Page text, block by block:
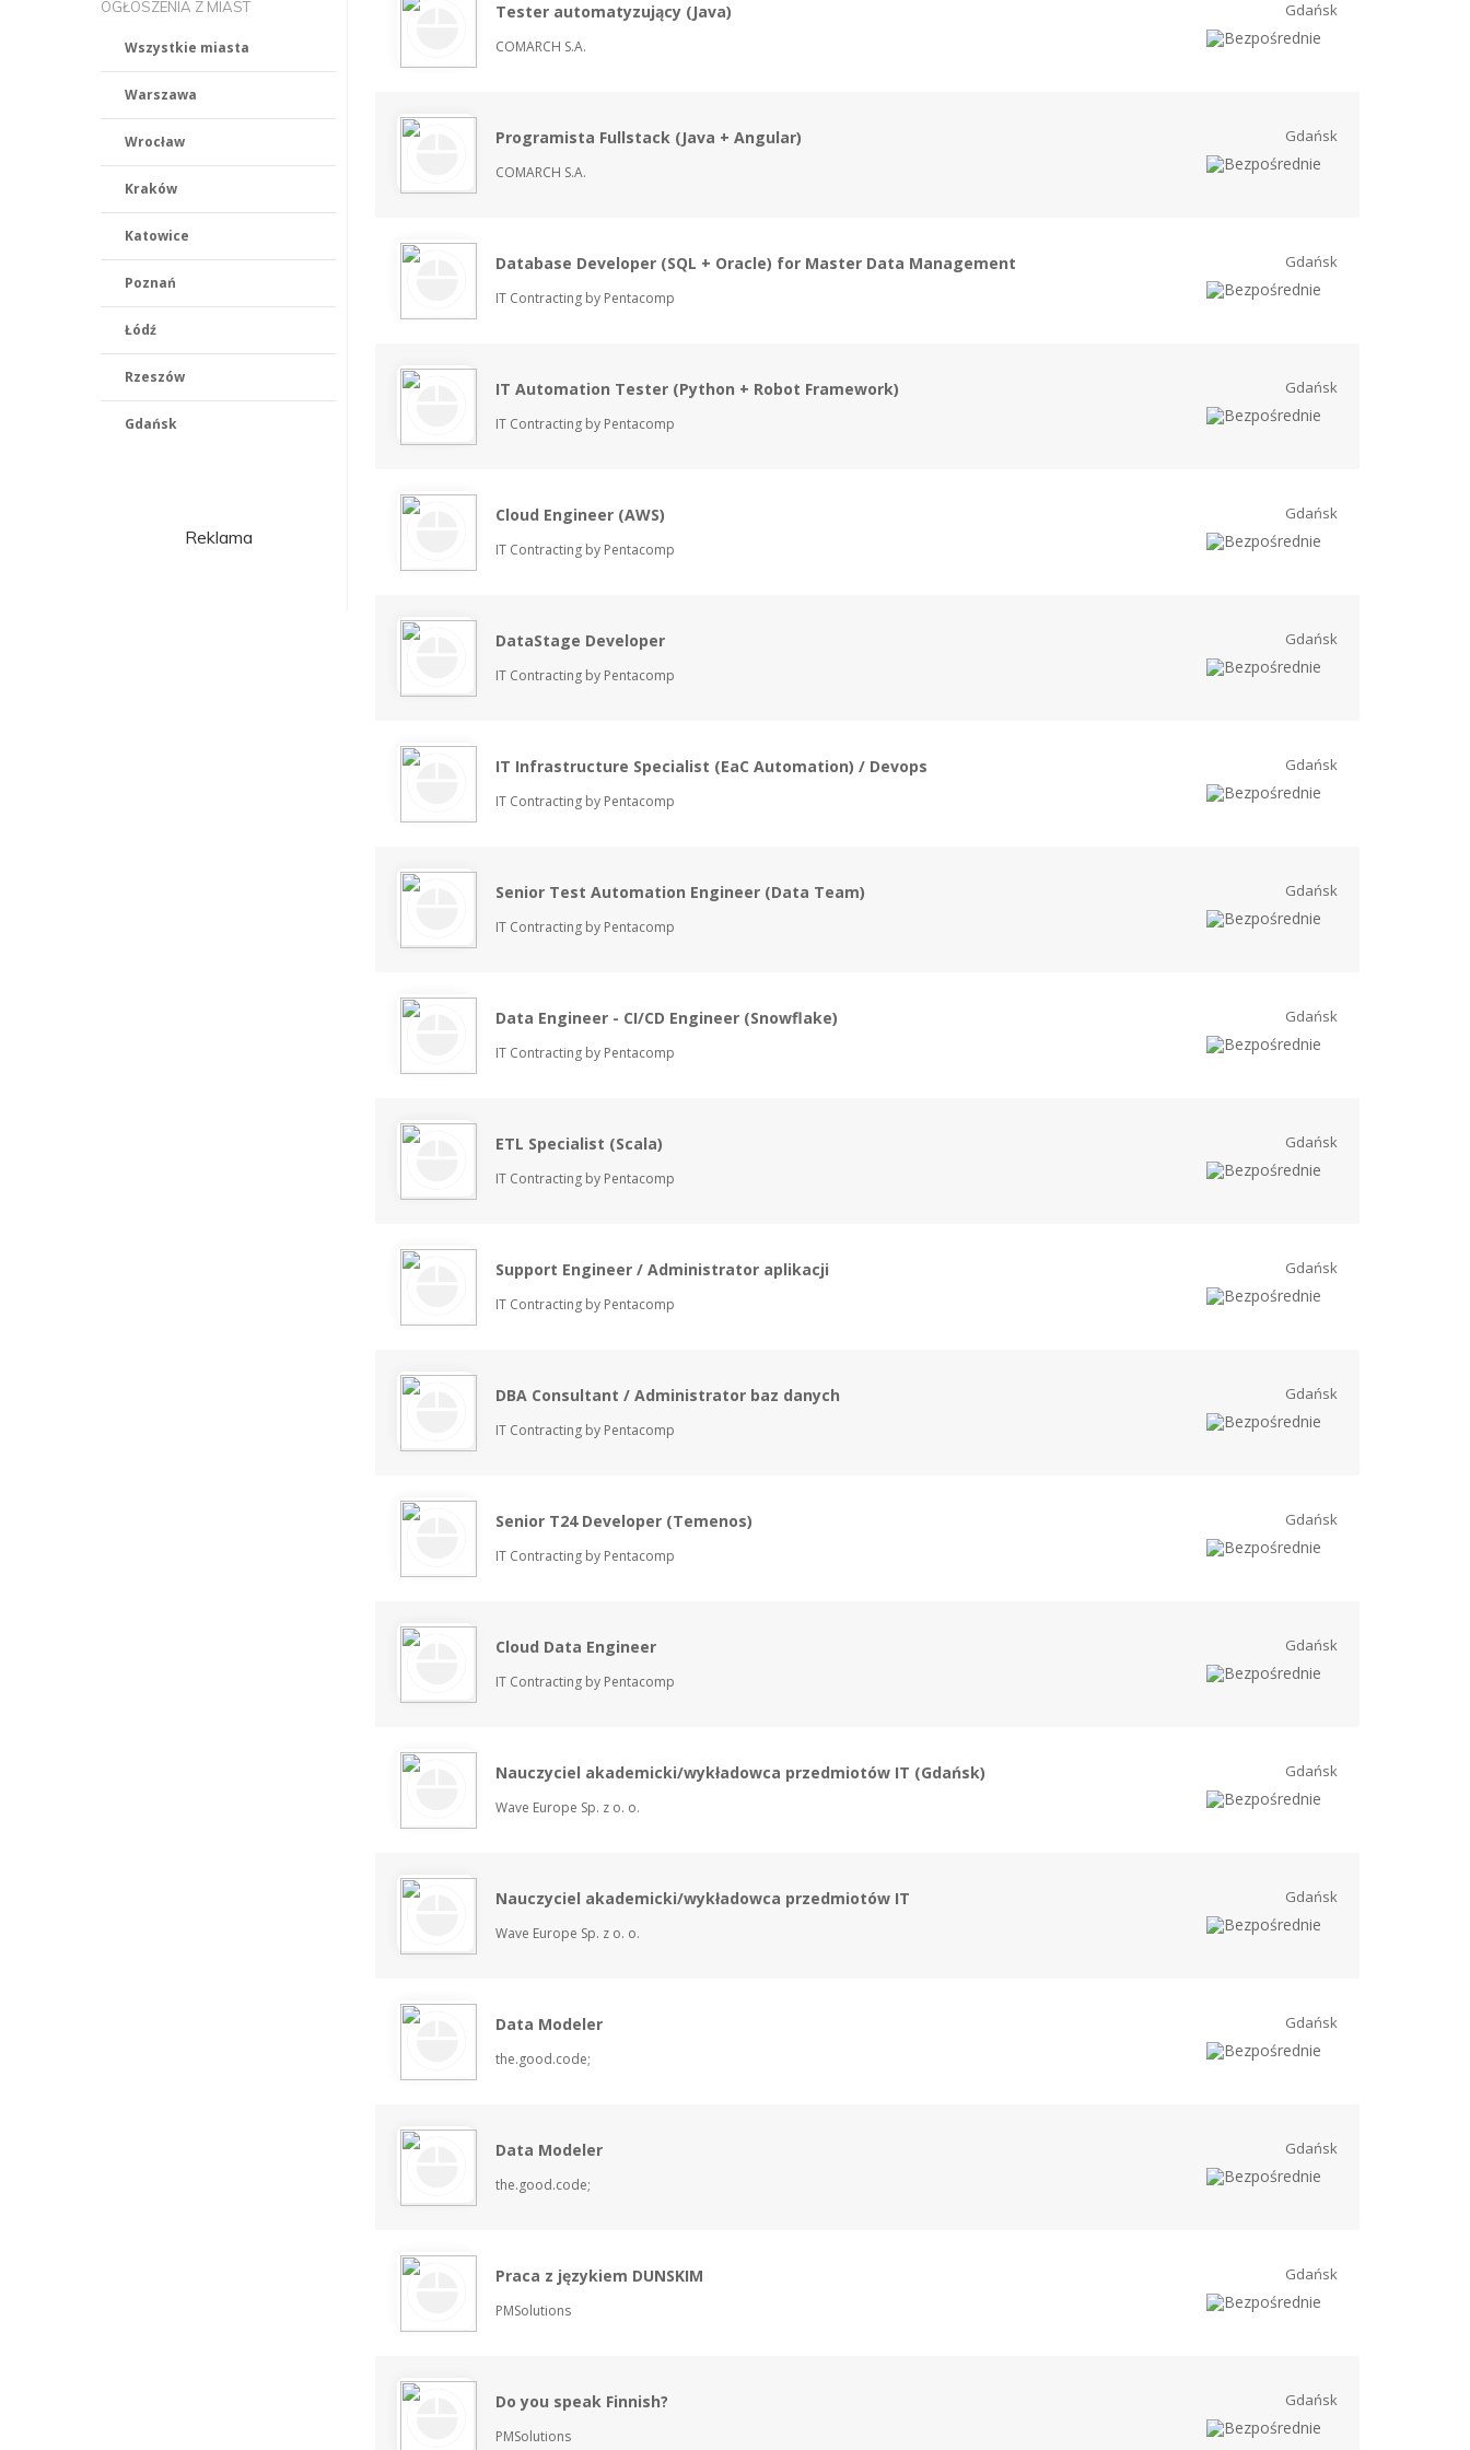
OGŁOSZENIA Z MIAST
Wszystkie miasta
Warszawa
Wrocław
Kraków
Katowice
Poznań
Łódź
Rzeszów
Gdańsk
Reklama
Tester automatyzujący (Java)
COMARCH S.A.
Gdańsk
Programista Fullstack (Java + Angular)
COMARCH S.A.
Gdańsk
Database Developer (SQL + Oracle) for Master Data Management
IT Contracting by Pentacomp
Gdańsk
IT Automation Tester (Python + Robot Framework)
IT Contracting by Pentacomp
Gdańsk
Cloud Engineer (AWS)
IT Contracting by Pentacomp
Gdańsk
DataStage Developer
IT Contracting by Pentacomp
Gdańsk
IT Infrastructure Specialist (EaC Automation) / Devops
IT Contracting by Pentacomp
Gdańsk
Senior Test Automation Engineer (Data Team)
IT Contracting by Pentacomp
Gdańsk
Data Engineer - CI/CD Engineer (Snowflake)
IT Contracting by Pentacomp
Gdańsk
ETL Specialist (Scala)
IT Contracting by Pentacomp
Gdańsk
Support Engineer / Administrator aplikacji
IT Contracting by Pentacomp
Gdańsk
DBA Consultant / Administrator baz danych
IT Contracting by Pentacomp
Gdańsk
Senior T24 Developer (Temenos)
IT Contracting by Pentacomp
Gdańsk
Cloud Data Engineer
IT Contracting by Pentacomp
Gdańsk
Nauczyciel akademicki/wykładowca przedmiotów IT (Gdańsk)
Wave Europe Sp. z o. o.
Gdańsk
Nauczyciel akademicki/wykładowca przedmiotów IT
Wave Europe Sp. z o. o.
Gdańsk
Data Modeler
the.good.code;
Gdańsk
Data Modeler
the.good.code;
Gdańsk
Praca z językiem DUNSKIM
PMSolutions
Gdańsk
Do you speak Finnish?
PMSolutions
Gdańsk